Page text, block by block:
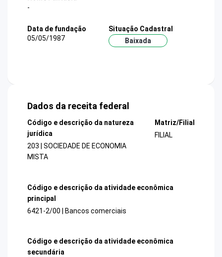
-
Data de fundação
05/05/1987
Situação Cadastral
Baixada
Dados da receita federal
Código e descrição da natureza
jurídica
203 | SOCIEDADE DE ECONOMIA
MISTA
Matriz/Filial
FILIAL
Código e descrição da atividade econômica
principal
6421-2/00 | Bancos comerciais
Código e descrição da atividade econômica
secundária